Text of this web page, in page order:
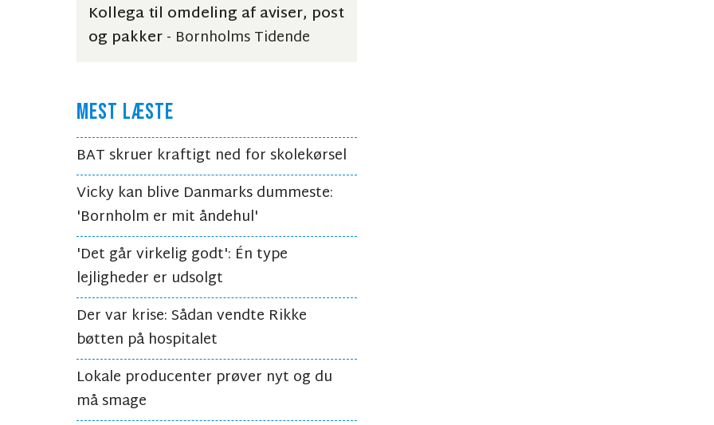
Kollega til omdeling af aviser, post
og pakker- Bornholms Tidende
MEST LÆSTE
BAT skruer kraftigt ned for skolekørsel
Vicky kan blive Danmarks dummeste:
'Bornholm er mit åndehul'
'Det går virkelig godt': Én type
lejligheder er udsolgt
Der var krise: Sådan vendte Rikke
bøtten på hospitalet
Lokale producenter prøver nyt og du
må smage